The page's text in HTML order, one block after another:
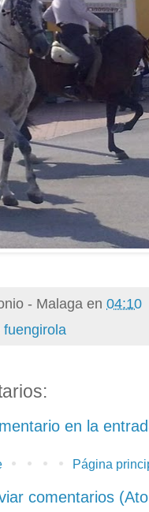
- Malaga en 04:10
fuengirola
en la
Página
comentarios